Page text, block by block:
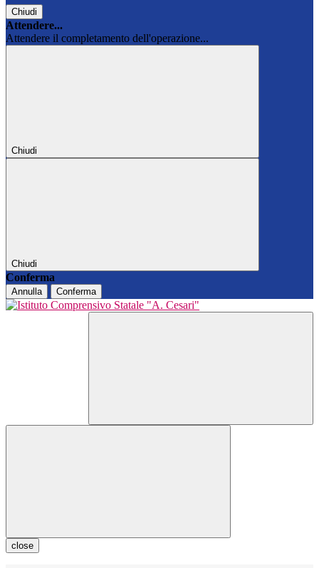
Chiudi
Attendere...
Attendere il completamento dell'operazione...
Chiudi
Chiudi
Conferma
Annulla Conferma
close